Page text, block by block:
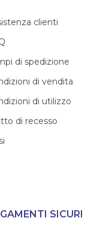
clienti
di spedizione
di vendita
di utilizzo
di recesso
SICURI